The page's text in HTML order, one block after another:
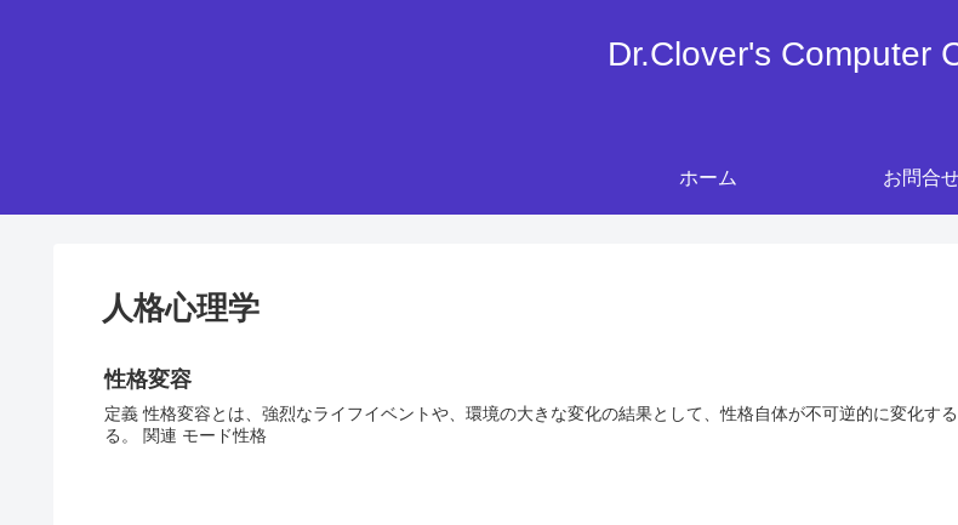
Dr.Clover's Computer
ホーム お問合
人格心理学
性格変容
定義 性格変容とは、強烈なライフイベントや、環境の大きな変化の結果として、性格自体が不可逆的に変化す
る。 関連 モード性格